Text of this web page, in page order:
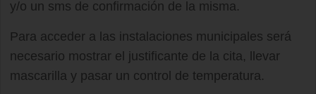
y/o un sms de confirmación de la misma.
Para acceder a las instalaciones municipales será
necesario mostrar el justificante de la cita, llevar
mascarilla y pasar un control de temperatura.